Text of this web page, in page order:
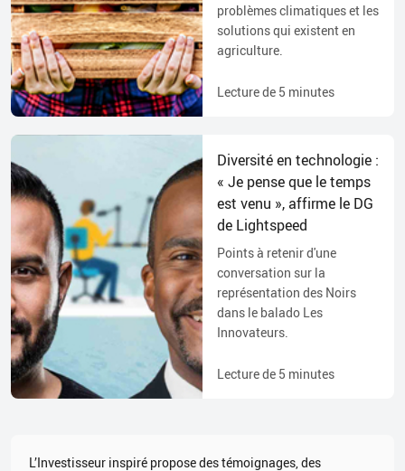
problèmes climatiques et les
solutions qui existent en
agriculture.
Lecture de 5 minutes
Diversité en technologie :
« Je pense que le temps
est venu », affirme le DG
de Lightspeed
Points à retenir d'une
conversation sur la
représentation des Noirs
dans le balado Les
Innovateurs.
Lecture de 5 minutes
L’Investisseur inspiré propose des témoignages, des